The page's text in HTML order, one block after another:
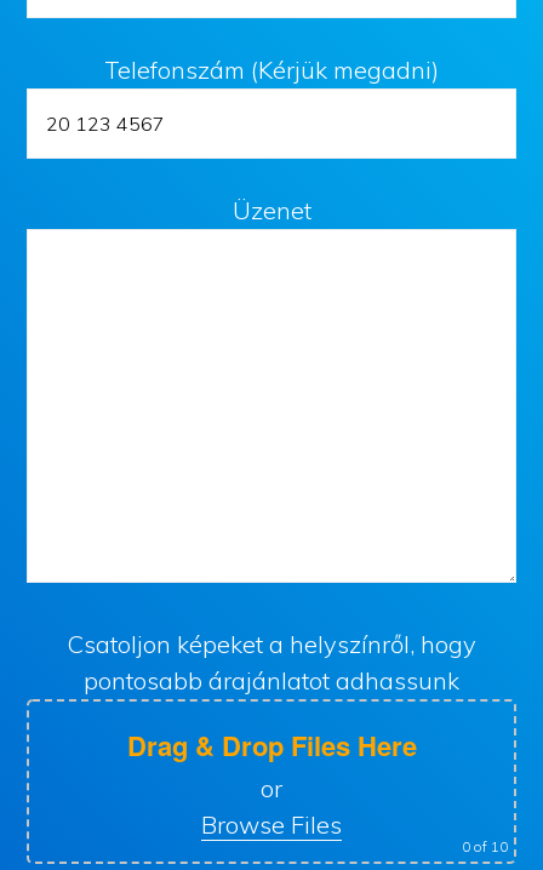
Telefonszám (Kérjük megadni)
Üzenet
Csatoljon képeket a helyszínről, hogy
pontosabb árajánlatot adhassunk
Drag & Drop Files Here
or
Browse Files
0of 10